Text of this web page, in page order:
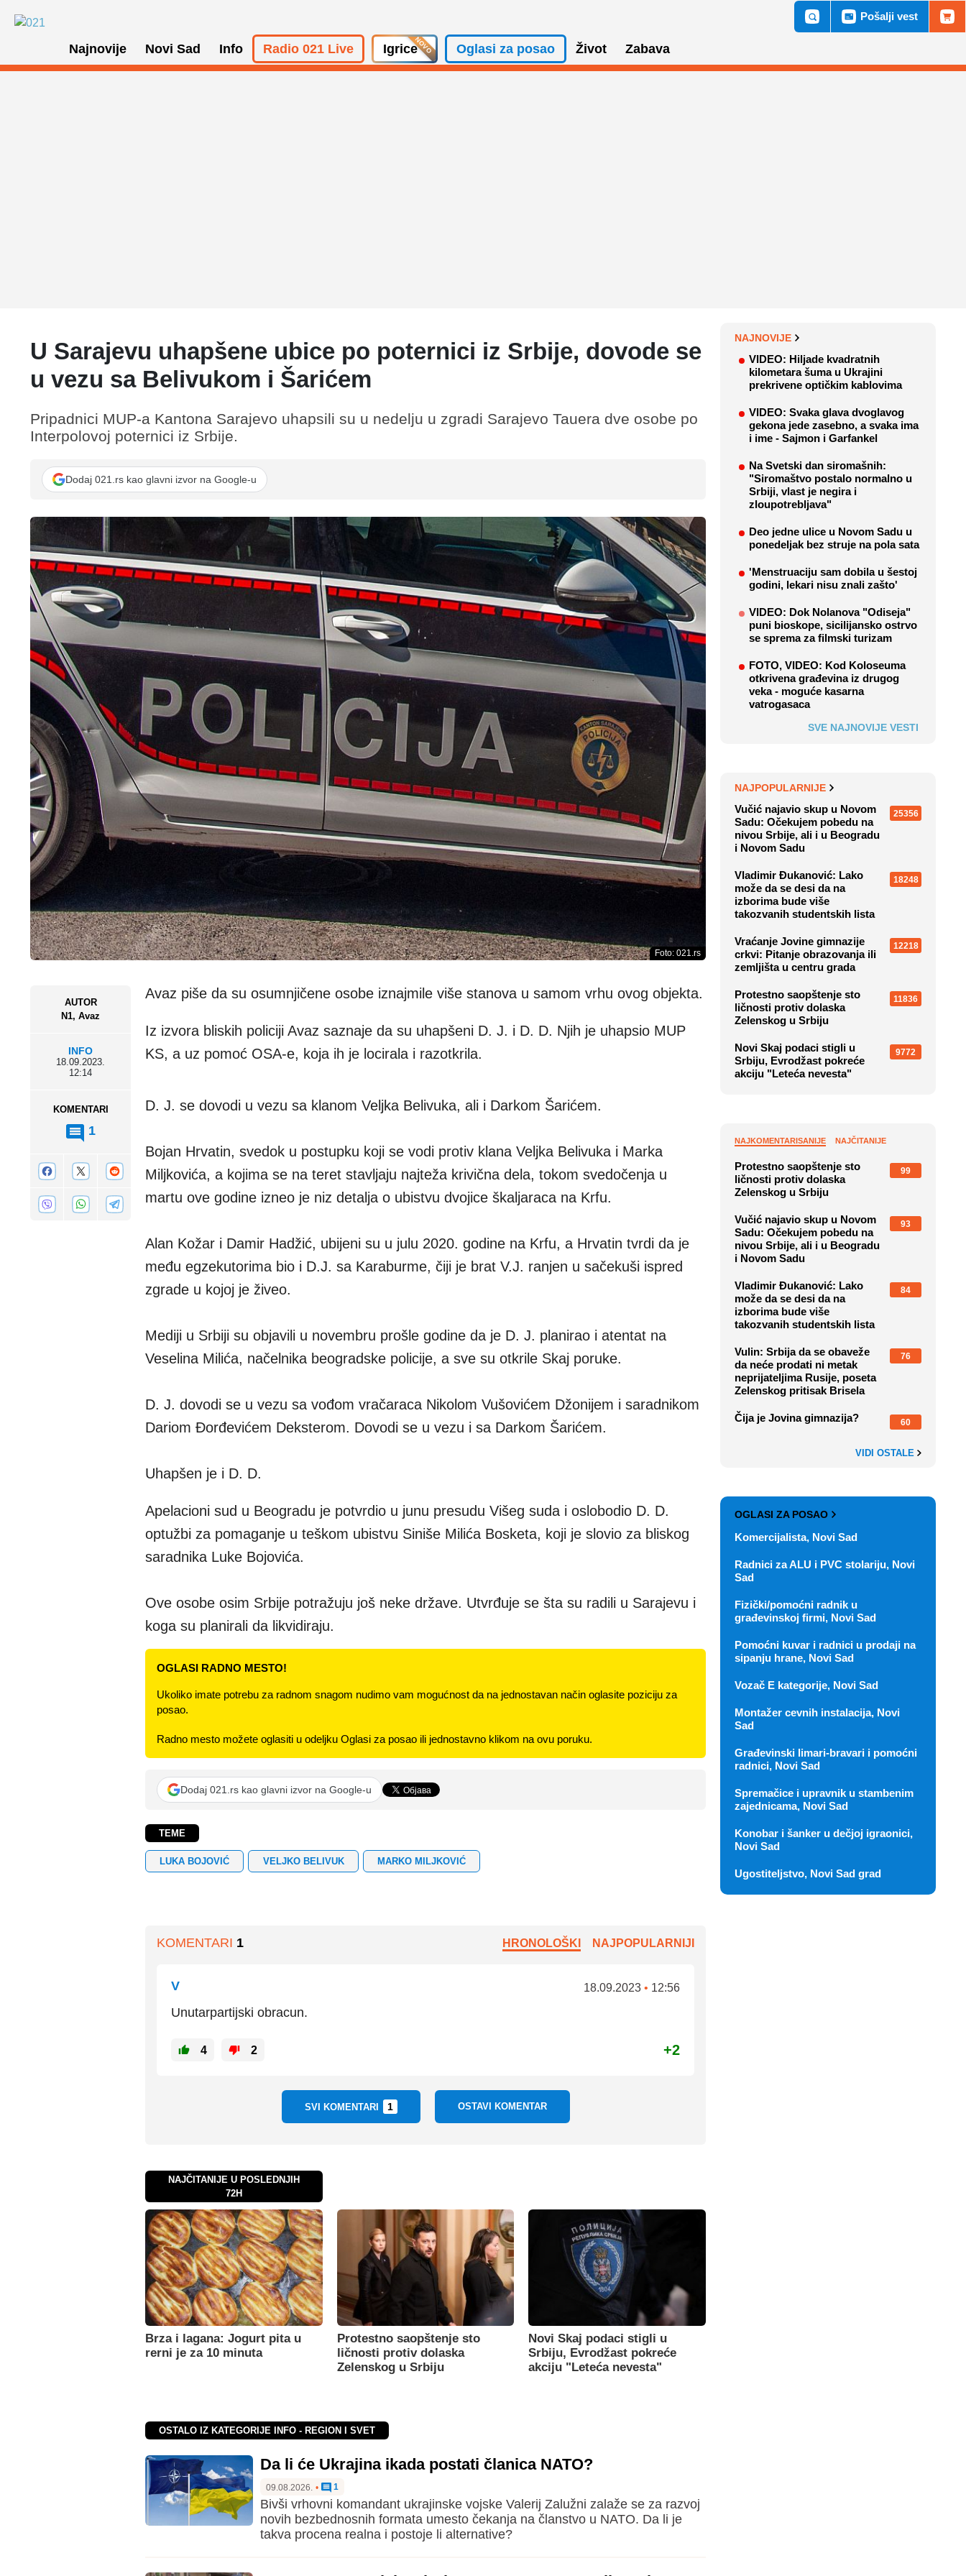
Najnovije Novi Sad Info Radio 021 Live Igrice Oglasi za posao Život Zabava
Pošalji vest
U Sarajevu uhapšene ubice po poternici iz Srbije, dovode se
u vezu sa Belivukom i Šarićem
AUTOR
N1, Avaz
INFO
18.09.2023.
12:14
KOMENTARI
1
Pripadnici MUP-a Kantona Sarajevo uhapsili su u nedelju u zgradi Sarajevo Tauera dve osobe po
Interpolovoj poternici iz Srbije.
Dodaj 021.rs kao glavni izvor na Google-u
Foto: 021.rs
Avaz piše da su osumnjičene osobe iznajmile više stanova u samom vrhu ovog objekta.
Iz izvora bliskih policiji Avaz saznaje da su uhapšeni D. J. i D. D. Njih je uhapsio MUP
KS, a uz pomoć OSA-e, koja ih je locirala i razotkrila.
D. J. se dovodi u vezu sa klanom Veljka Belivuka, ali i Darkom Šarićem.
Bojan Hrvatin, svedok u postupku koji se vodi protiv klana Veljka Belivuka i Marka
Miljkovića, a kojima se na teret stavljaju najteža krivična dela, tokom svedočenja u
martu ove godine izneo je niz detalja o ubistvu dvojice škaljaraca na Krfu.
Alan Kožar i Damir Hadžić, ubijeni su u julu 2020. godine na Krfu, a Hrvatin tvrdi da je
među egzekutorima bio i D.J. sa Karaburme, čiji je brat V.J. ranjen u sačekuši ispred
zgrade u kojoj je živeo.
Mediji u Srbiji su objavili u novembru prošle godine da je D. J. planirao i atentat na
Veselina Milića, načelnika beogradske policije, a sve su otkrile Skaj poruke.
D. J. dovodi se u vezu sa vođom vračaraca Nikolom Vušovićem Džonijem i saradnikom
Dariom Đorđevićem Deksterom. Dovodi se u vezu i sa Darkom Šarićem.
Uhapšen je i D. D.
Apelacioni sud u Beogradu je potvrdio u junu presudu Višeg suda i oslobodio D. D.
optužbi za pomaganje u teškom ubistvu Siniše Milića Bosketa, koji je slovio za bliskog
saradnika Luke Bojovića.
Ove osobe osim Srbije potražuju još neke države. Utvrđuje se šta su radili u Sarajevu i
koga su planirali da likvidiraju.
OGLASI RADNO MESTO!
Ukoliko imate potrebu za radnom snagom nudimo vam mogućnost da na jednostavan način oglasite poziciju za
posao.
Radno mesto možete oglasiti u odeljku Oglasi za posao ili jednostavno klikom na ovu poruku.
Dodaj 021.rs kao glavni izvor na Google-u
TEME
LUKA BOJOVIĆ VELJKO BELIVUK MARKO MILJKOVIĆ
KOMENTARI 1 HRONOLOŠKI NAJPOPULARNIJI
V 18.09.2023 • 12:56
Unutarpartijski obracun.
4 2 +2
SVI KOMENTARI 1 OSTAVI KOMENTAR
NAJČITANIJE U POSLEDNJIH
72H
Brza i lagana: Jogurt pita u
rerni je za 10 minuta
Protestno saopštenje sto
ličnosti protiv dolaska
Zelenskog u Srbiju
Novi Skaj podaci stigli u
Srbiju, Evrodžast pokreće
akciju "Leteća nevesta"
OSTALO IZ KATEGORIJE INFO - REGION I SVET
Da li će Ukrajina ikada postati članica NATO?
09.08.2026. • 1
Bivši vrhovni komandant ukrajinske vojske Valerij Zalužni zalaže se za razvoj
novih bezbednosnih formata umesto čekanja na članstvo u NATO. Da li je
takva procena realna i postoje li alternative?
NAJNOVIJE
VIDEO: Hiljade kvadratnih
kilometara šuma u Ukrajini
prekrivene optičkim kablovima
VIDEO: Svaka glava dvoglavog
gekona jede zasebno, a svaka ima
i ime - Sajmon i Garfankel
Na Svetski dan siromašnih:
"Siromaštvo postalo normalno u
Srbiji, vlast je negira i
zloupotrebljava"
Deo jedne ulice u Novom Sadu u
ponedeljak bez struje na pola sata
'Menstruaciju sam dobila u šestoj
godini, lekari nisu znali zašto'
VIDEO: Dok Nolanova "Odiseja"
puni bioskope, sicilijansko ostrvo
se sprema za filmski turizam
FOTO, VIDEO: Kod Koloseuma
otkrivena građevina iz drugog
veka - moguće kasarna
vatrogasaca
SVE NAJNOVIJE VESTI
NAJPOPULARNIJE
Vučić najavio skup u Novom
Sadu: Očekujem pobedu na
nivou Srbije, ali i u Beogradu
i Novom Sadu
25356
Vladimir Đukanović: Lako
može da se desi da na
izborima bude više
takozvanih studentskih lista
18248
Vraćanje Jovine gimnazije
crkvi: Pitanje obrazovanja ili
zemljišta u centru grada
12218
Protestno saopštenje sto
ličnosti protiv dolaska
Zelenskog u Srbiju
11836
Novi Skaj podaci stigli u
Srbiju, Evrodžast pokreće
akciju "Leteća nevesta"
9772
NAJKOMENTARISANIJE NAJČITANIJE
Protestno saopštenje sto
ličnosti protiv dolaska
Zelenskog u Srbiju
99
Vučić najavio skup u Novom
Sadu: Očekujem pobedu na
nivou Srbije, ali i u Beogradu
i Novom Sadu
93
Vladimir Đukanović: Lako
može da se desi da na
izborima bude više
takozvanih studentskih lista
84
Vulin: Srbija da se obaveže
da neće prodati ni metak
neprijateljima Rusije, poseta
Zelenskog pritisak Brisela
76
Čija je Jovina gimnazija? 60
VIDI OSTALE
OGLASI ZA POSAO
Komercijalista, Novi Sad
Radnici za ALU i PVC stolariju, Novi
Sad
Fizički/pomoćni radnik u
građevinskoj firmi, Novi Sad
Pomoćni kuvar i radnici u prodaji na
sipanju hrane, Novi Sad
Vozač E kategorije, Novi Sad
Montažer cevnih instalacija, Novi
Sad
Građevinski limari-bravari i pomoćni
radnici, Novi Sad
Spremačice i upravnik u stambenim
zajednicama, Novi Sad
Konobar i šanker u dečjoj igraonici,
Novi Sad
Ugostiteljstvo, Novi Sad grad